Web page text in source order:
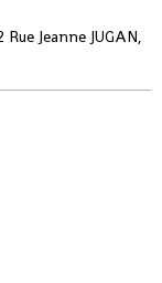
Rue Jeanne JUGAN,